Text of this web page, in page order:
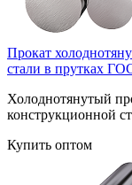
Прокат
стали в прутках
Холоднотянутый
конструкционной
Купить оптом